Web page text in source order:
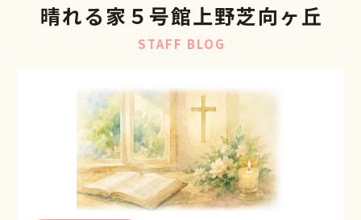
晴れる家５号館上野芝向ヶ丘
STAFF BLOG